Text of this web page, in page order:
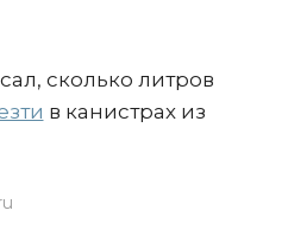
сколько литров
в канистрах из